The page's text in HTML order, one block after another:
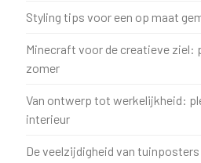
Styling tips voor een op maat
Minecraft voor de creatieve
zomer
Van ontwerp tot werkelijkheid:
interieur
De veelzijdigheid van